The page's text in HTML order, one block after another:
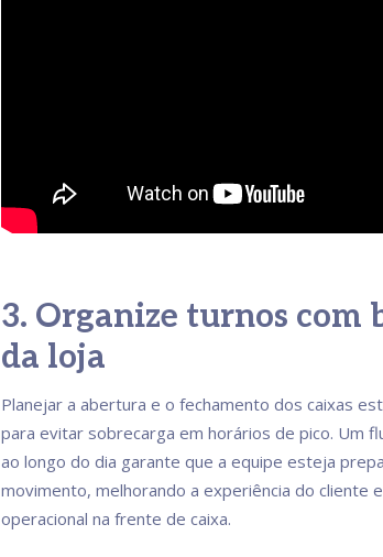
3. Organize turnos com
da loja
Planejar a abertura e o fechamento dos caixas
para evitar sobrecarga em horários de pico. Um
ao longo do dia garante que a equipe esteja
movimento, melhorando a experiência do cliente
operacional na frente de caixa.